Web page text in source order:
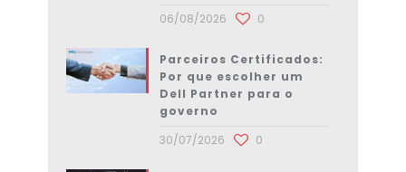
06/08/2026
0
Parceiros Certificados:
Por que escolher um
Dell Partner para o
governo
30/07/2026
0